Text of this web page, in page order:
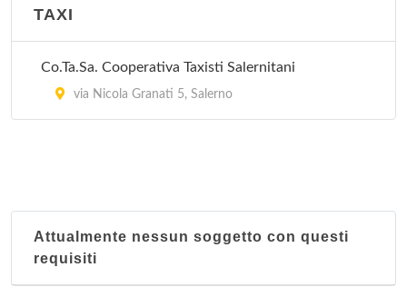
TAXI
Co.Ta.Sa. Cooperativa Taxisti Salernitani
via Nicola Granati 5, Salerno
Attualmente nessun soggetto con questi
requisiti